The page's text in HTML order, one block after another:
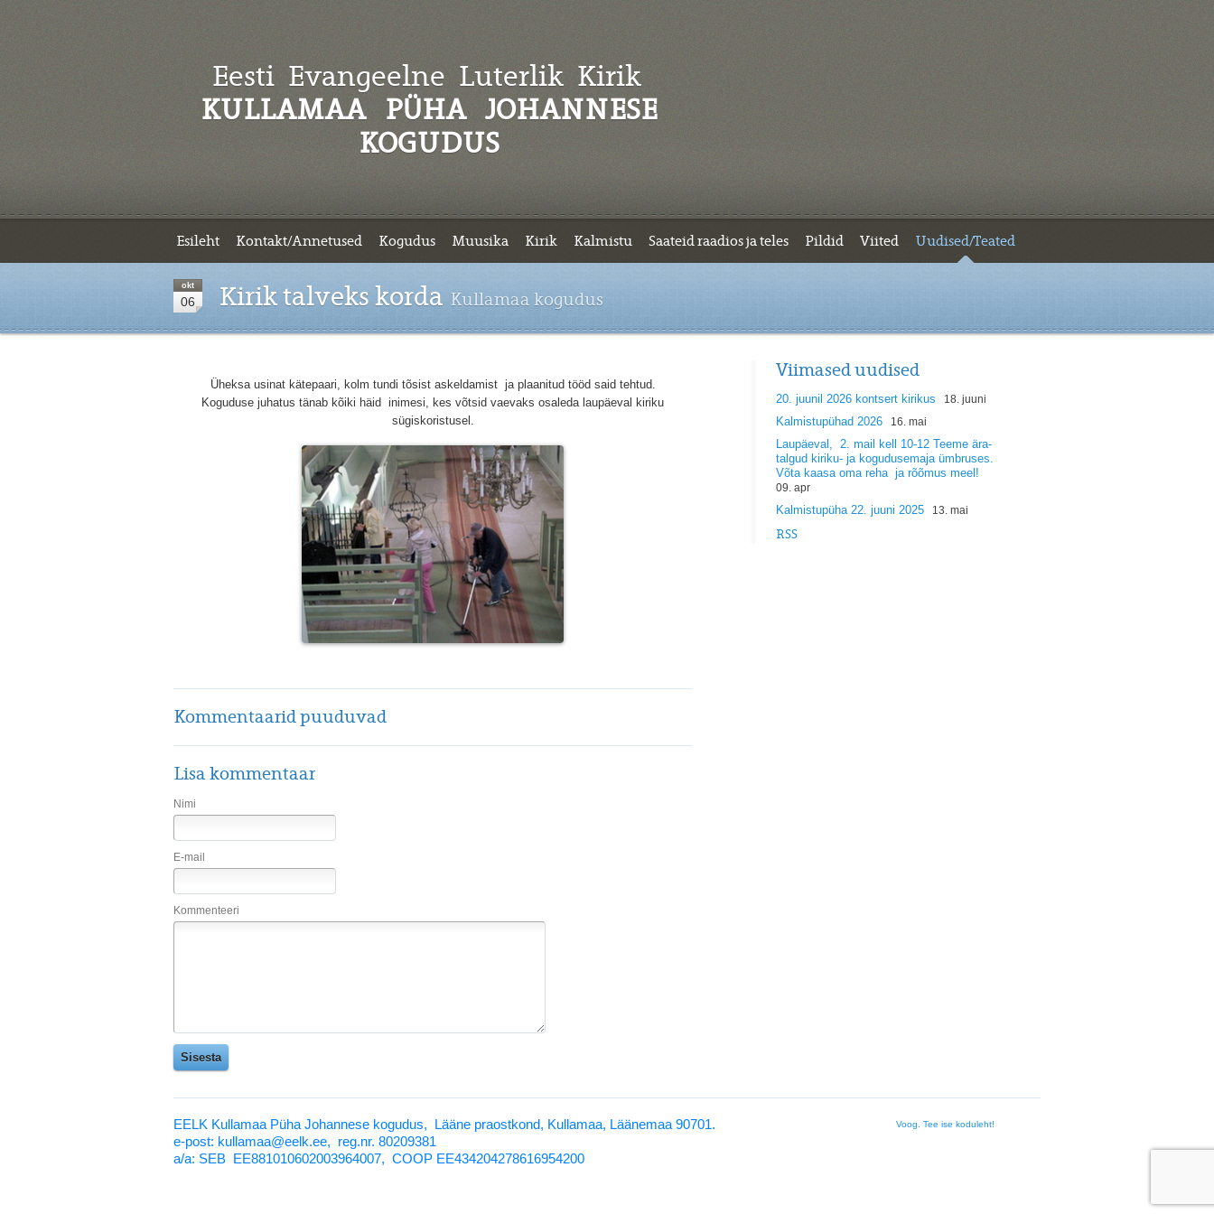
Eesti Evangeelne Luterlik Kirik
KULLAMAA PÜHA JOHANNESE
KOGUDUS
Esileht Kontakt/Annetused Kogudus Muusika Kirik Kalmistu Saateid raadios ja teles Pildid Viited Uudised/Teated
okt
06 Kirik talveks korda Kullamaa kogudus
Üheksa usinat kätepaari, kolm tundi tõsist askeldamist ja plaanitud tööd said tehtud.
Koguduse juhatus tänab kõiki häid inimesi, kes võtsid vaevaks osaleda laupäeval kiriku
sügiskoristusel.
Kommentaarid puuduvad
Lisa kommentaar
Nimi
E-mail
Kommenteeri
Viimased uudised
20. juunil 2026 kontsert kirikus 18. juuni
Kalmistupühad 2026 16. mai
Laupäeval, 2. mail kell 10-12 Teeme ära-
talgud kiriku- ja kogudusemaja ümbruses.
Võta kaasa oma reha ja rõõmus meel!
09. apr
Kalmistupüha 22. juuni 2025 13. mai
RSS
EELK Kullamaa Püha Johannese kogudus, Lääne praostkond, Kullamaa, Läänemaa 90701.
e-post: kullamaa@eelk.ee, reg.nr. 80209381
a/a: SEB EE881010602003964007, COOP EE434204278616954200
Voog. Tee ise koduleht!